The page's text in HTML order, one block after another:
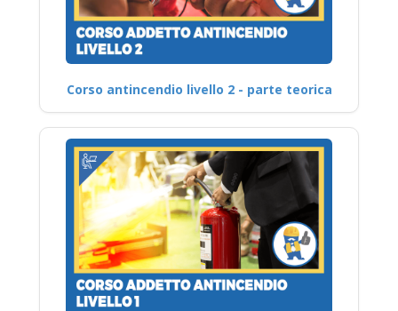
Corso antincendio livello 2 - parte teorica